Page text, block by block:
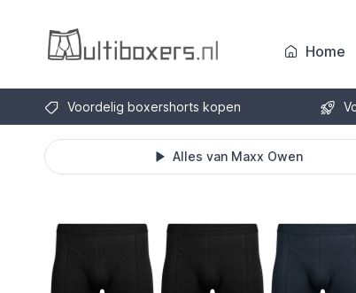
Home
Voordelig boxershorts kopen
Alles van Maxx Owen